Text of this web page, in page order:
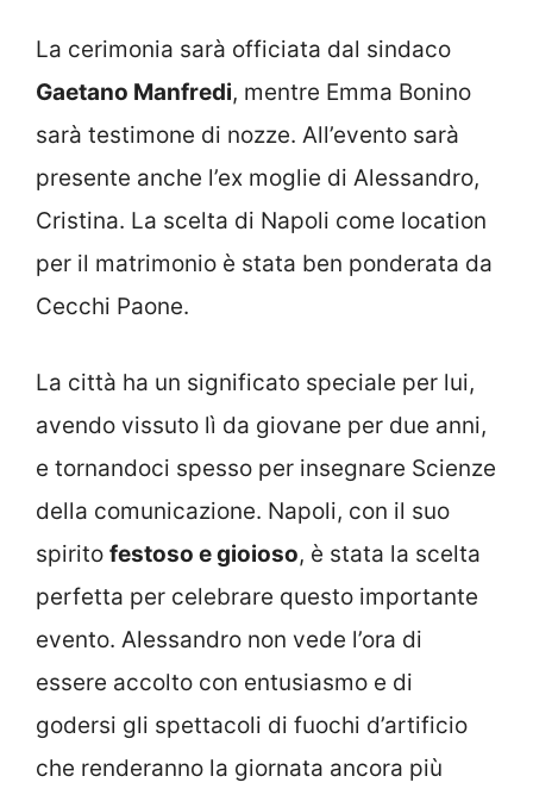
La cerimonia sarà officiata dal sindaco
Gaetano Manfredi, mentre Emma Bonino
sarà testimone di nozze. All’evento sarà
presente anche l’ex moglie di Alessandro,
Cristina. La scelta di Napoli come location
per il matrimonio è stata ben ponderata da
Cecchi Paone.
La città ha un significato speciale per lui,
avendo vissuto lì da giovane per due anni,
e tornandoci spesso per insegnare Scienze
della comunicazione. Napoli, con il suo
spirito festoso e gioioso, è stata la scelta
perfetta per celebrare questo importante
evento. Alessandro non vede l’ora di
essere accolto con entusiasmo e di
godersi gli spettacoli di fuochi d’artificio
che renderanno la giornata ancora più